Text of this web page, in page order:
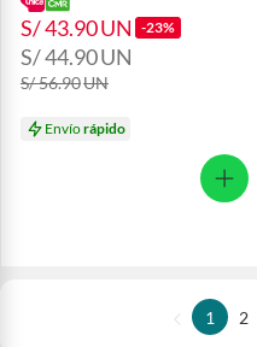
S/ 43.90UN -23%
S/ 44.90UN
S/ 56.90UN
Envíorápido
1 2